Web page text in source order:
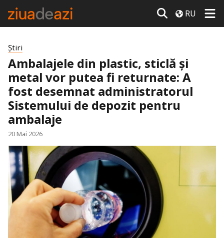
RU
Știri
Ambalajele din plastic, sticlă și
metal vor putea fi returnate: A
fost desemnat administratorul
Sistemului de depozit pentru
ambalaje
20 Mai 2026